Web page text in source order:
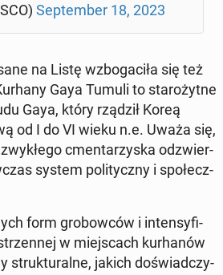
Sep­tem­ber 18, 2023
na Listę wzbo­ga­ci­ła się też
Gaya Tumuli to sta­ro­żyt­ne
Gaya, który rządził Koreą
od I do VI wieku n.e. Uważa się,
cmen­ta­rzy­ska od­zwier­
system po­li­tycz­ny i spo­łecz­
form gro­bow­ców i in­ten­sy­fi­
w miej­scach kur­ha­nów
struk­tu­ral­ne, jakich do­świad­czy­